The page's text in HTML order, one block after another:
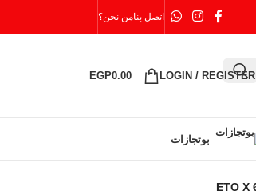
اتصل بنامن نحن؟
LOGIN / REGISTER
EGP0.00
بوتجازات